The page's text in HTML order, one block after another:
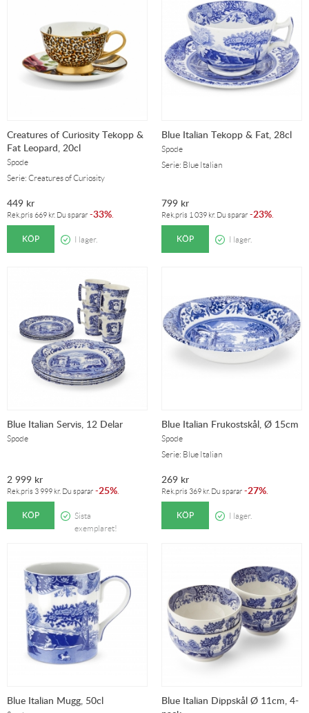
Creatures of Curiosity Tekopp &
Fat Leopard, 20cl
Spode
Serie: Creatures of Curiosity
449 kr
Rek.pris 669 kr. Du sparar -33%.
KÖP I lager.
Blue Italian Tekopp & Fat, 28cl
Spode
Serie: Blue Italian
799 kr
Rek.pris 1 039 kr. Du sparar -23%.
KÖP I lager.
Blue Italian Servis, 12 Delar
Spode
2 999 kr
Rek.pris 3 999 kr. Du sparar -25%.
KÖP
Sista
exemplaret!
Blue Italian Frukostskål, Ø 15cm
Spode
Serie: Blue Italian
269 kr
Rek.pris 369 kr. Du sparar -27%.
KÖP I lager.
Blue Italian Mugg, 50cl
Blue Italian Dippskål Ø 11cm, 4-